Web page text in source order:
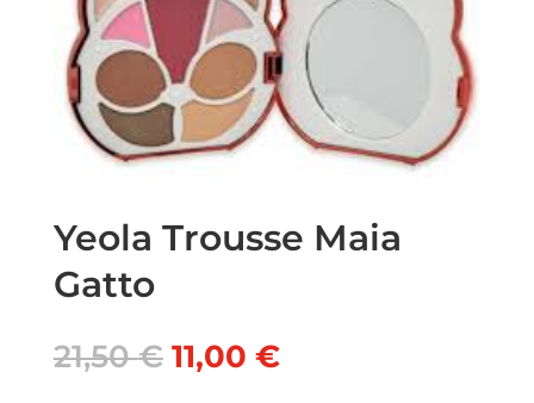
Yeola Trousse Maia
Gatto
21,50€ Il
prezzo
11,00 €Il